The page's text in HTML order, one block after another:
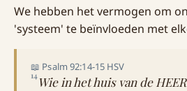
We hebben het vermogen om
'systeem' te beïnvloeden met
📖 Psalm 92:14-15 HSV
14 Wie in het huis van de